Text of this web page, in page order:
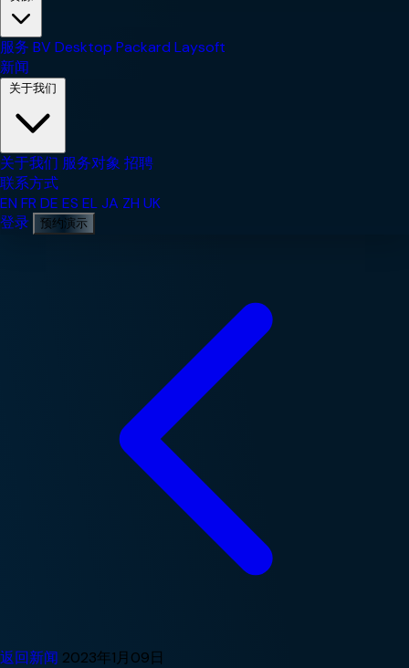
服务 BV Desktop Packard Laysoft
新闻
关于我们
关于我们 服务对象 招聘
联系方式
EN FR DE ES ELJA ZH UK
登录
预约演示
返回新闻 2023年1月09日